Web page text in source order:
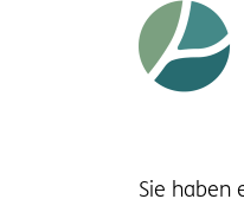
Sie haben